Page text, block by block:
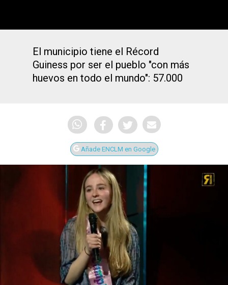
El municipio tiene el Récord
Guiness por ser el pueblo "con más
huevos en todo el mundo": 57.000
Añade ENCLM en Google